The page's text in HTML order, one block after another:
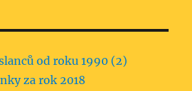
od roku 1990 (2)
za rok 2018